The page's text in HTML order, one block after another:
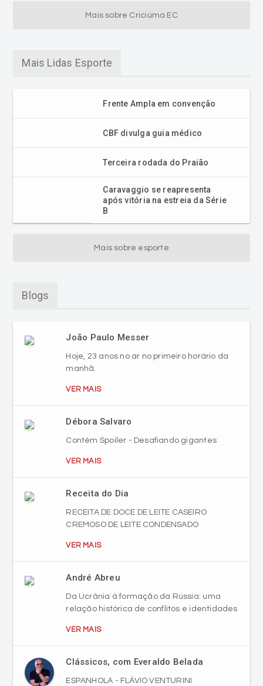
Mais sobre Criciúma EC
Mais Lidas Esporte
Frente Ampla em convenção
CBF divulga guia médico
Terceira rodada do Praião
Caravaggio se reapresenta
após vitória na estreia da Série
B
Mais sobre esporte
Blogs
João Paulo Messer
Hoje, 23 anos no ar no primeiro horário da
manhã.
VER MAIS
Débora Salvaro
Contém Spoiler - Desafiando gigantes
VER MAIS
Receita do Dia
RECEITA DE DOCE DE LEITE CASEIRO
CREMOSO DE LEITE CONDENSADO
VER MAIS
André Abreu
Da Ucrânia à formação da Rússia: uma
relação histórica de conflitos e identidades
VER MAIS
Clássicos, com Everaldo Belada
ESPANHOLA - FLÁVIO VENTURINI